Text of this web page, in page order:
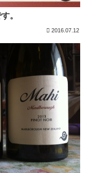
。
2016.07.12